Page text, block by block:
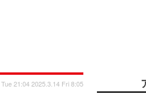
21:04 2025.3.14 Fri 8:05